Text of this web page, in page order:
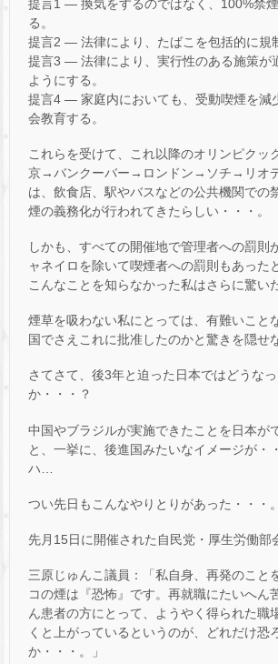
提言1 — 換気をするのではなく、100%禁煙
る。
提言2 — 法律により、たばこを包括的に規
提言3 — 法律により、実行性のある施策が
ようにする。
提言4 — 家庭内においても、受動喫煙を減
会教育する。
これらを受けて、これ以降のオリンピクッ
京→バンクーバー→ロンドン→ソチ→リオ
は、飲食店、駅やバスなどの公共機関での
煙の義務化が行われてきたらしい・・・。
しかも、すべての開催地で管理者への罰則
ャネイロを除いて喫煙者への罰則もあった
こんなことを知らなかった私はさらに驚い
煙草を吸わない私にとっては、有難いこと
国でさえこれに批准したのかと驚きを隠せ
さてさて、後3年と迫った日本ではどうな
か・・・？
中国やブラジルが実施できたことを日本が
と、一挙に、後進国みたいなイメージが
ハ…
つい先日もこんなやりとりがあった・・・。
先月15日に開催された自民党・厚生労働部
三原じゅんこ議員：「私自身、再発のこと
コの煙は『恐怖』です。再就職にたいへん
ん患者の方にとって、ようやく得られた職
くと上がっているというのが、どれだけ恐
か・・・。」